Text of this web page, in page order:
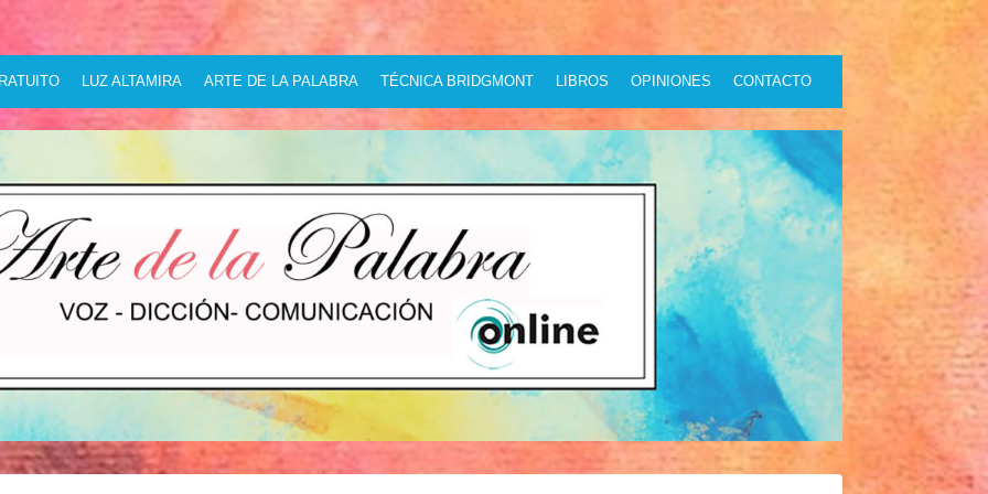
del habla que se desarrolla a
ámbitos que deseen mejorar su
hablar en público.
LUZ ALTAMIRA ARTE DE LA PALABRA TÉCNICA BRIDGMONT LIBROS OPINIONES CONTACTO